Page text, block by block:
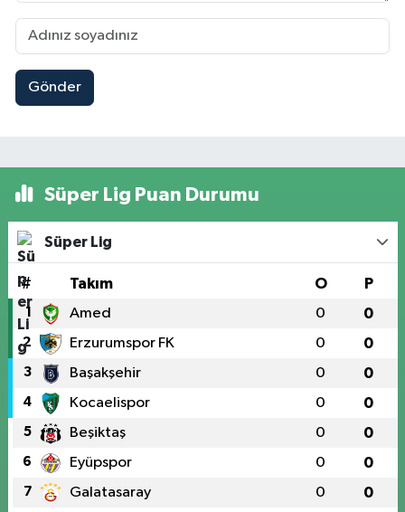
Gönder
Süper Lig Puan Durumu
Süper Lig
# Takım O P
1 Amed 0 0
2 Erzurumspor FK 0 0
3 Başakşehir 0 0
4 Kocaelispor 0 0
5 Beşiktaş 0 0
6 Eyüpspor 0 0
7 Galatasaray 0 0